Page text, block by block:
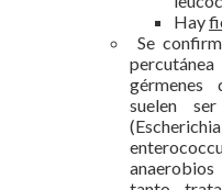
Hay
Se
gérmenes
suelen